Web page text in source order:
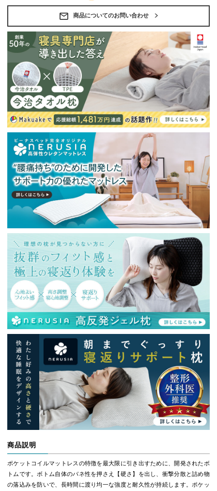
商品についてのお問い合わせ
商品説明
ポケットコイルマットレスの特徴を最大限に引き出すために、開発されたボ
トムです。ボトム自体のバネ性を押さえ【硬さ】を出し、衝撃分散と詰め物
の落込みを防いで、長時間に渡り均一な強度と耐久性が持続します。ポケッ